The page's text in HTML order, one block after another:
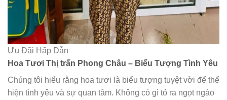
Ưu Đãi Hấp Dẫn
Hoa Tươi Thị trấn Phong Châu – Biểu Tượng Tình Yêu
Chúng tôi hiểu rằng hoa tươi là biểu tượng tuyệt vời để thể
hiện tình yêu và sự quan tâm. Không có gì tỏ ra ngọt ngào